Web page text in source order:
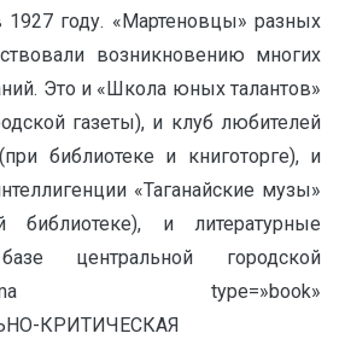
году. «Мартеновцы» разных
возникновению многих
Это и «Школа юных талантов»
газеты), и клуб любителей
библиотеке и книготорге), и
«Таганайские музы»
библиотеке), и литературные
центральной городской
type=»book»
КРИТИЧЕСКАЯ